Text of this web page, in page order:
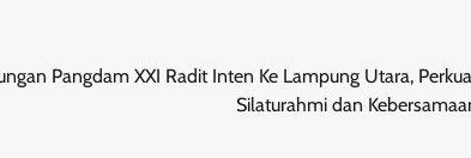
Pangdam XXI Radit Inten Ke Lampung Utara,
Silaturahmi dan